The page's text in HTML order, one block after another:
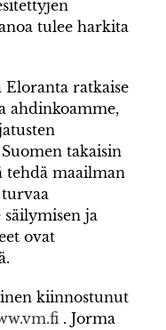
tulee harkita
Eloranta ratkaise
ahdinkoamme,
takaisin
tehdä maailman
ja
ovat
kiinnostunut
. Jorma